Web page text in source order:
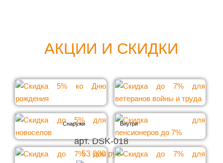
арт. DSK-018
53 000 руб
АКЦИИ И СКИДКИ